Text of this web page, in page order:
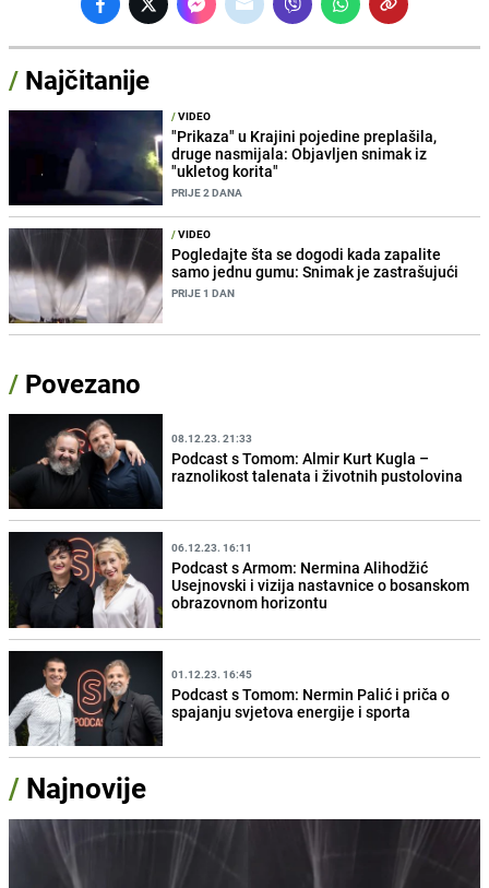
/ Najčitanije
/VIDEO
"Prikaza" u Krajini pojedine preplašila,
druge nasmijala: Objavljen snimak iz
"ukletog korita"
PRIJE 2 DANA
/VIDEO
Pogledajte šta se dogodi kada zapalite
samo jednu gumu: Snimak je zastrašujući
PRIJE 1 DAN
/ Povezano
08.12.23. 21:33
Podcast s Tomom: Almir Kurt Kugla –
raznolikost talenata i životnih pustolovina
06.12.23. 16:11
Podcast s Armom: Nermina Alihodžić
Usejnovski i vizija nastavnice o bosanskom
obrazovnom horizontu
01.12.23. 16:45
Podcast s Tomom: Nermin Palić i priča o
spajanju svjetova energije i sporta
/ Najnovije